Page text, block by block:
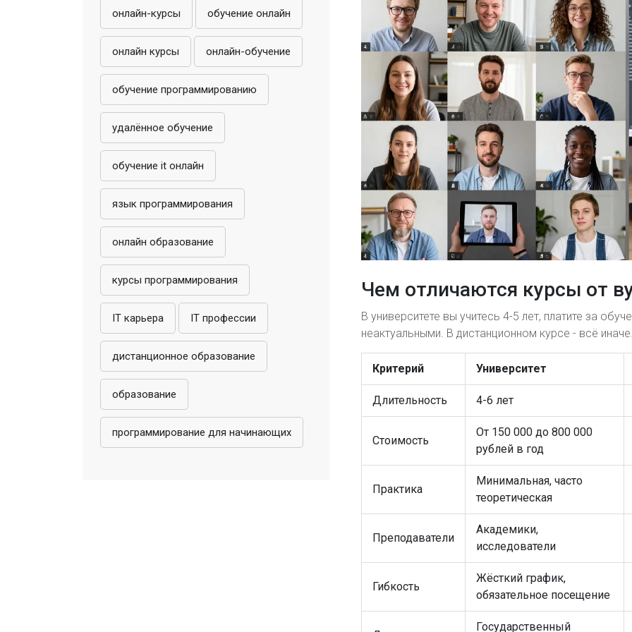
онлайн-курсы обучение онлайн
онлайн курсы онлайн-обучение
обучение программированию
удалённое обучение
обучение it онлайн
язык программирования
онлайн образование
курсы программирования
IT карьера IT профессии
дистанционное образование
образование
программирование для начинающих
Чем отличаются курсы от
В университете вы учитесь 4-5 лет, платите за
неактуальными. В дистанционном курсе - всё
Критерий Университет
Длительность 4-6 лет
Стоимость
От 150 000 до 800 000
рублей в год
Практика
Минимальная, часто
теоретическая
Преподаватели
Академики,
исследователи
Гибкость
Жёсткий график,
обязательное посещение
Государственный